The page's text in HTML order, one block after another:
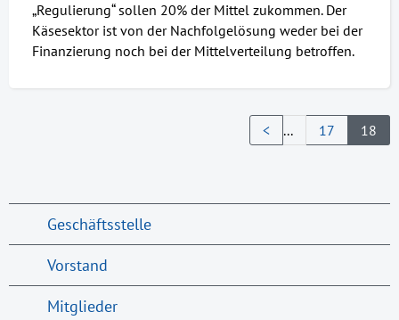
„Regulierung“ sollen 20% der Mittel zukommen. Der
Käsesektor ist von der Nachfolgelösung weder bei der
Finanzierung noch bei der Mittelverteilung betroffen.
< ... 17 18
Geschäftsstelle
Vorstand
Mitglieder